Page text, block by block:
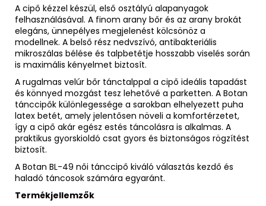
A cipő kézzel készül, első osztályú alapanyagok
felhasználásával. A finom arany bőr és az arany brokát
elegáns, ünnepélyes megjelenést kölcsönöz a
modellnek. A belső rész nedvszívó, antibakteriális
mikroszálas bélése és talpbetétje hosszabb viselés során
is maximális kényelmet biztosít.
A rugalmas velúr bőr tánctalppal a cipő ideális tapadást
és könnyed mozgást tesz lehetővé a parketten. A Botan
tánccipők különlegessége a sarokban elhelyezett puha
latex betét, amely jelentősen növeli a komfortérzetet,
így a cipő akár egész estés táncolásra is alkalmas. A
praktikus gyorskioldó csat gyors és biztonságos rögzítést
biztosít.
A Botan BL-49 női tánccipő kiváló választás kezdő és
haladó táncosok számára egyaránt.
Termékjellemzők